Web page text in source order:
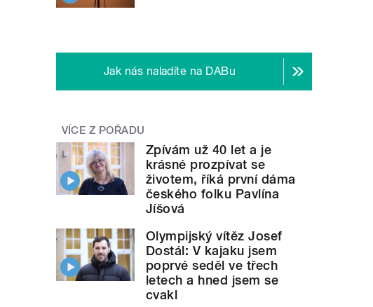
Jak nás naladíte na DABu
VÍCE Z POŘADU
Zpívám už 40 let a je
krásné prozpívat se
životem, říká první dáma
českého folku Pavlína
Jíšová
Olympijský vítěz Josef
Dostál: V kajaku jsem
poprvé seděl ve třech
letech a hned jsem se
cvakl